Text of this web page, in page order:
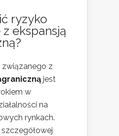
ryzyko
ekspansją
z
jest
w
na
rynkach.